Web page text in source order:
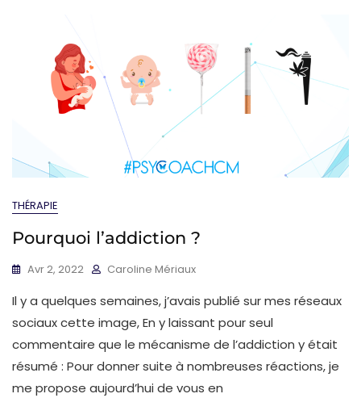
THÉRAPIE
Pourquoi l’addiction ?
Avr 2, 2022 Caroline Mériaux
Il y a quelques semaines, j’avais publié sur mes réseaux
sociaux cette image, En y laissant pour seul
commentaire que le mécanisme de l’addiction y était
résumé : Pour donner suite à nombreuses réactions, je
me propose aujourd’hui de vous en